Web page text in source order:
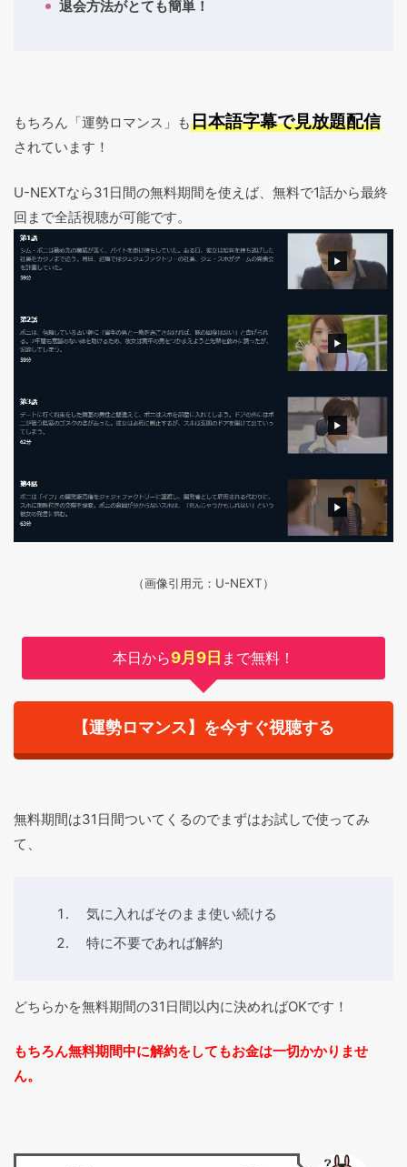
退会方法がとても簡単！
もちろん「運勢ロマンス」も日本語字幕で見放題配信
されています！
U-NEXTなら31日間の無料期間を使えば、無料で1話から最終
回まで全話視聴が可能です。
（画像引用元：U-NEXT）
本日から9月9日 まで無料！
【運勢ロマンス】を今すぐ視聴する
無料期間は31日間ついてくるのでまずはお試しで使ってみ
て、
気に入ればそのまま使い続ける
特に不要であれば解約
どちらかを無料期間の31日間以内に決めればOKです！
もちろん無料期間中に解約をしてもお金は一切かかりませ
ん。